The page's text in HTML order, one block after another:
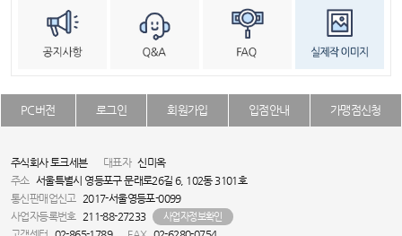
PC버전 로그인 회원가입 입점안내 가맹점신청
주식회사 토크세븐 대표자 신미옥
주소 서울특별시 영등포구 문래로26길 6, 102동 3101호
통신판매업신고 2017-서울영등포-0099
사업자등록번호 211-88-27233 사업자정보확인